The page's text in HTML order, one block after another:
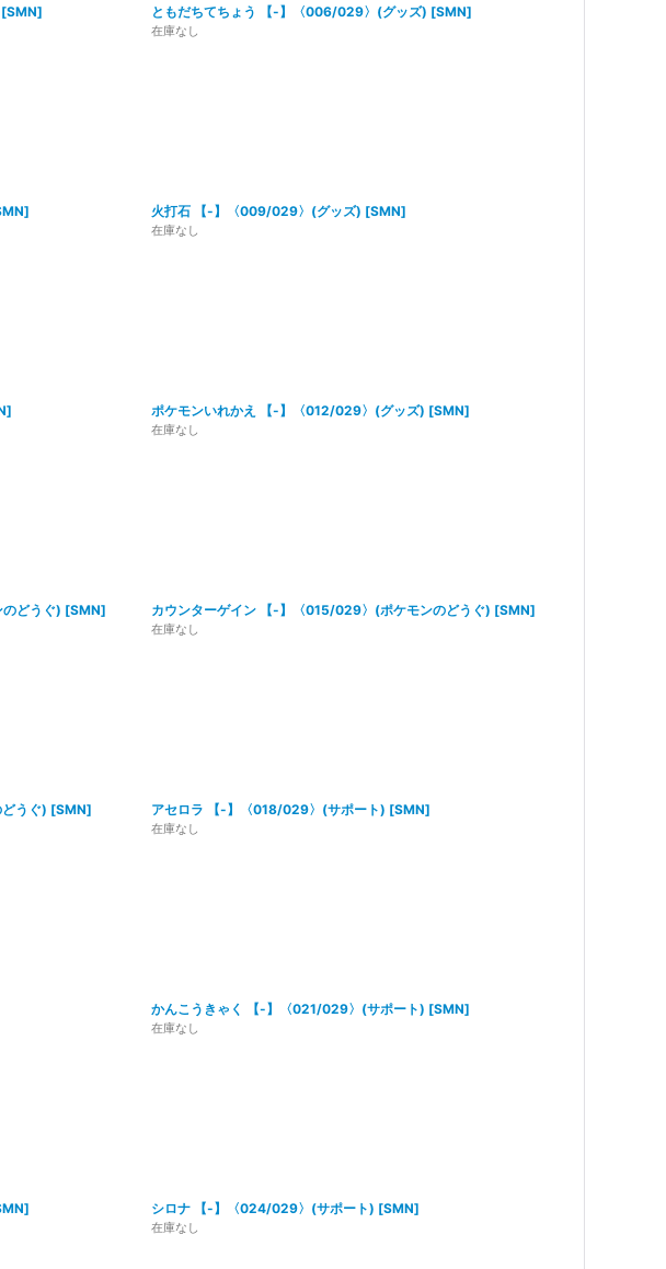
[SMN] ともだちてちょう 【-】〈006/029〉(グッズ) [SMN]
在庫なし
] 火打石 【-】〈009/029〉(グッズ) [SMN]
在庫なし
] ポケモンいれかえ 【-】〈012/029〉(グッズ) [SMN]
在庫なし
どうぐ) [SMN] カウンターゲイン 【-】〈015/029〉(ポケモンのどうぐ) [SMN]
在庫なし
うぐ) [SMN] アセロラ 【-】〈018/029〉(サポート) [SMN]
在庫なし
かんこうきゃく 【-】〈021/029〉(サポート) [SMN]
在庫なし
] シロナ 【-】〈024/029〉(サポート) [SMN]
在庫なし